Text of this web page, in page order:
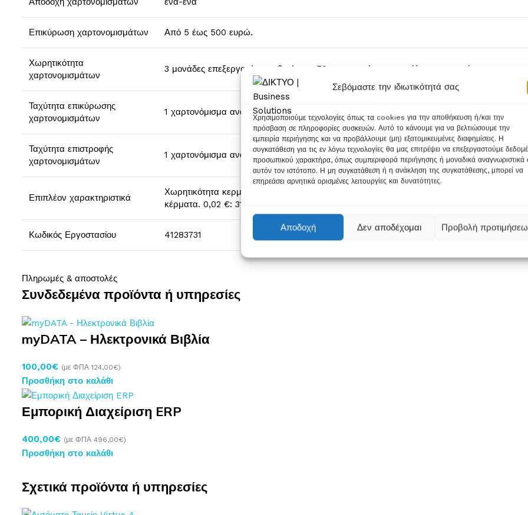
Σεβόμαστε την ιδιωτικότητά σας
Χρησιμοποιούμε τεχνολογίες όπως τα cookies για την αποθήκευση ή/και την
πρόσβαση σε πληροφορίες συσκευών. Αυτό το κάνουμε για να βελτιώσουμε την
εμπειρία περιήγησης και να προβάλλουμε (μη) εξατομικευμένες διαφημίσεις. Η
συγκατάθεση για τις εν λόγω τεχνολογίες θα μας επιτρέψει να επεξεργαστούμε
προσωπικού χαρακτήρα, όπως συμπεριφορά περιήγησης ή μοναδικά αναγνωριστικά
αυτόν τον ιστότοπο. Η μη συγκατάθεση ή η ανάκληση της συγκατάθεσης, μπορεί να
επηρεάσει αρνητικά ορισμένες λειτουργίες και δυνατότητες.
Αποδοχή Δεν αποδέχομαι Προβολή
Επικύρωση χαρτονομισμάτων Από 5 έως 500 ευρώ.
Χωρητικότητα
χαρτονομισμάτων
3 μονάδες επεξεργασίας, καθεμία για 50 χαρτονομίσματα, ανάλογα με το νόμισμα.
Ταχύτητα επικύρωσης
χαρτονομισμάτων
1 χαρτονόμισμα ανά δευτερόλεπτο
Ταχύτητα επιστροφής
χαρτονομισμάτων
1 χαρτονόμισμα ανά δευτερόλεπτο
Επιπλέον χαρακτηριστικά
Χωρητικότητα κερμάτων: 2 €: 120 κέρματα, 1 €: 150 κέρματα. 0,50 €: 135 κέρματα.
κέρματα. 0,02 €: 310 κέρματα. 0,01 €: 390 κέρματα.
Κωδικός Εργοστασίου 41283731
Πληρωμές & αποστολές
Συνδεδεμένα προϊόντα ή υπηρεσίες
myDATA – Ηλεκτρονικά Βιβλία
100,00€ (με ΦΠΑ 124,00€)
Προσθήκη στο καλάθι
Εμπορική Διαχείριση ERP
400,00€ (με ΦΠΑ 496,00€)
Προσθήκη στο καλάθι
Σχετικά προϊόντα ή υπηρεσίες